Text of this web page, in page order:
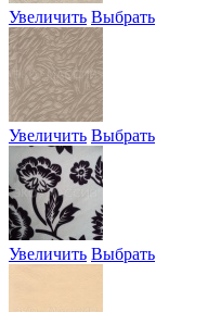
Увеличить Выбрать
Увеличить Выбрать
Увеличить Выбрать